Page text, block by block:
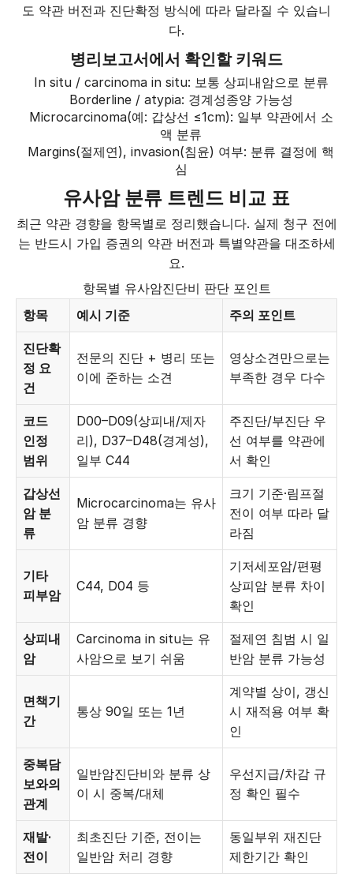
도 약관 버전과 진단확정 방식에 따라 달라질 수 있습니
다.
병리보고서에서 확인할 키워드
In situ / carcinoma in situ: 보통 상피내암으로 분류
Borderline / atypia: 경계성종양 가능성
Microcarcinoma(예: 갑상선 ≤1cm): 일부 약관에서 소
액 분류
Margins(절제연), invasion(침윤) 여부: 분류 결정에 핵
심
유사암 분류 트렌드 비교 표
최근 약관 경향을 항목별로 정리했습니다. 실제 청구 전에
는 반드시 가입 증권의 약관 버전과 특별약관을 대조하세
요.
항목별 유사암진단비 판단 포인트
항목
예시 기준 주의 포인트
진단확
정 요
건
전문의 진단 + 병리 또는
이에 준하는 소견
영상소견만으로는
부족한 경우 다수
코드
인정
범위
D00–D09(상피내/제자
리), D37–D48(경계성),
일부 C44
주진단/부진단 우
선 여부를 약관에
서 확인
갑상선
암 분
류
Microcarcinoma는 유사
암 분류 경향
크기 기준·림프절
전이 여부 따라 달
라짐
기타
피부암
C44, D04 등
기저세포암/편평
상피암 분류 차이
확인
상피내
암
Carcinoma in situ는 유
사암으로 보기 쉬움
절제연 침범 시 일
반암 분류 가능성
면책기
간
통상 90일 또는 1년
계약별 상이, 갱신
시 재적용 여부 확
인
중복담
보와의
관계
일반암진단비와 분류 상
이 시 중복/대체
우선지급/차감 규
정 확인 필수
재발·
전이
최초진단 기준, 전이는
일반암 처리 경향
동일부위 재진단
제한기간 확인